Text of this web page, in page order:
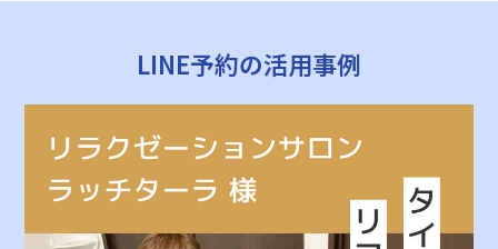
LINE予約の活用事例